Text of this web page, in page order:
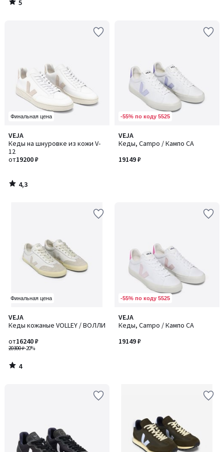
5
/
Финальная цена
VEJA
Кеды на шнуровке из кожи V-
12
от19200 ₽
4,3
/ 5
4,3
/
-55% по коду 5525
VEJA
Кеды, Campo / Кампо CA
19149 ₽
Финальная цена
VEJA
Кеды кожаные VOLLEY / ВОЛЛИ
20300 ₽-20%
от16240 ₽
4
/
4
/
-55% по коду 5525
VEJA
Кеды, Campo / Кампо CA
19149 ₽